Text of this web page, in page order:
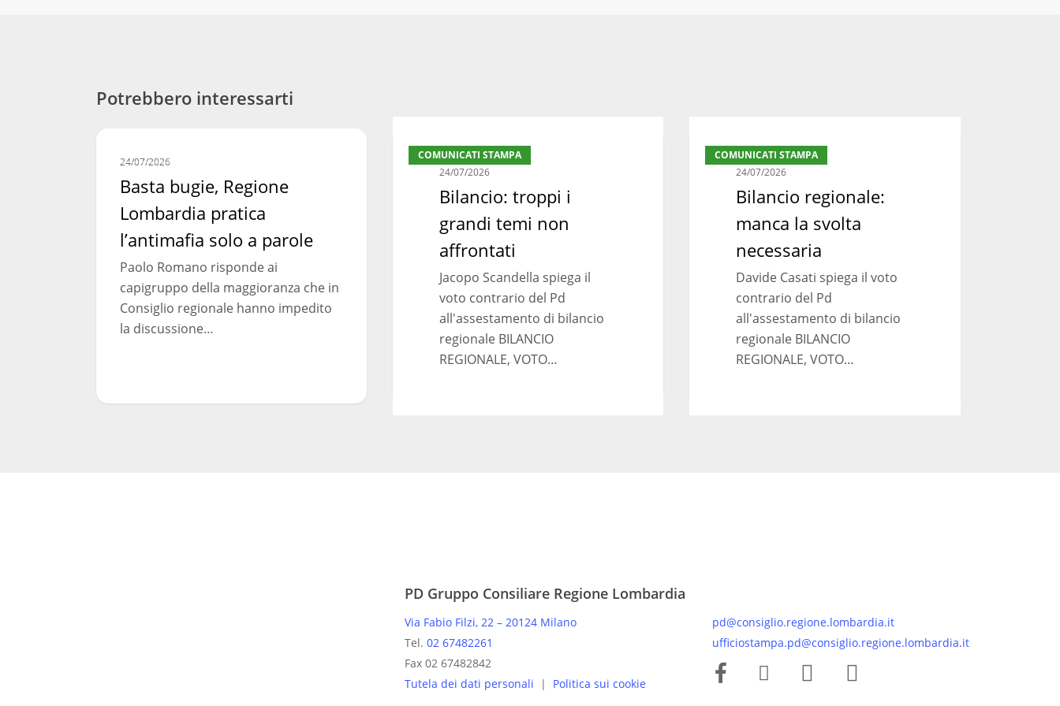
Potrebbero interessarti
bugie,
Regione
pratica
l’antimafia
parole
24/07/2026
Basta bugie, Regione
Lombardia pratica
l’antimafia solo a parole
Paolo Romano risponde ai
capigruppo della maggioranza che in
Consiglio regionale hanno impedito
la discussione…
COMUNICATI STAMPA
troppi
affrontati
24/07/2026
Bilancio: troppi i
grandi temi non
affrontati
Jacopo Scandella spiega il
voto contrario del Pd
all'assestamento di bilancio
regionale BILANCIO
REGIONALE, VOTO…
COMUNICATI STAMPA
regionale:
24/07/2026
Bilancio regionale:
manca la svolta
necessaria
Davide Casati spiega il voto
contrario del Pd
all'assestamento di bilancio
regionale BILANCIO
REGIONALE, VOTO…
PD Gruppo Consiliare Regione Lombardia
Via Fabio Filzi, 22 – 20124 Milano
Tel.02 67482261
Fax 02 67482842
Tutela dei dati personali
| Politica sui cookie
pd@consiglio.regione.lombardia.it
ufficiostampa.pd@consiglio.regione.lombardia.it
Pagine Facebook Gruppo Consiliare PD LombardiaPagina Messenger Gruppo Consiliare PD LombardiaPagina Instagram Gruppo PD LombardiaPagina Youtube Gruppo PD Lombardia